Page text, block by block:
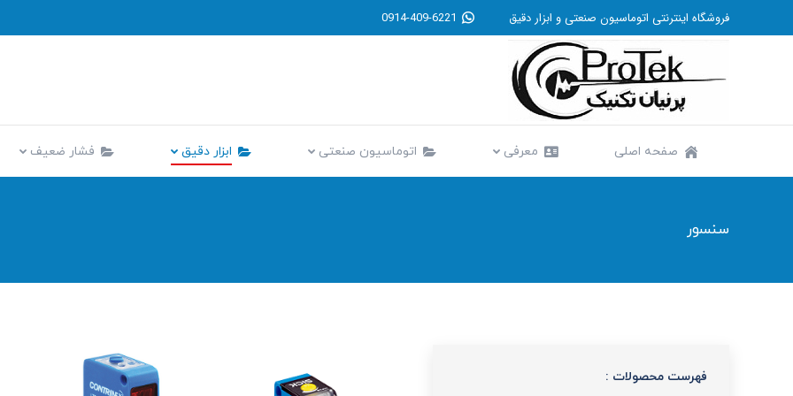
فروشگاه اینترنتی اتوماسیون صنعتی و ابزار دقیق 0914-409-6221
صفحه اصلی معرفی اتوماسیون صنعتی ابزار دقیق فشار ضعیف
سنسور
فهرست محصولات :
صفحه اصلی معرفی